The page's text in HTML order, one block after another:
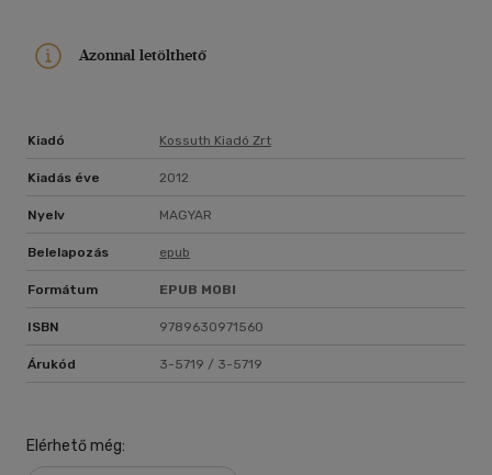
Azonnal letölthető
Kiadó Kossuth Kiadó Zrt
Kiadás éve 2012
Nyelv MAGYAR
Belelapozás epub
Formátum EPUB MOBI
ISBN 9789630971560
Árukód 3-5719 / 3-5719
Elérhető még: